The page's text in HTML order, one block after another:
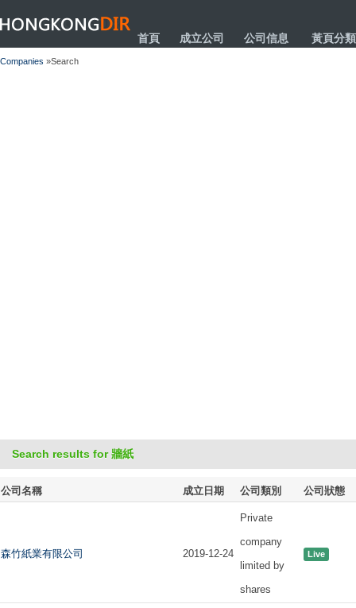
HONGKONGDIR
首頁 成立公司 公司信息 黃頁分類
Companies »Search
Search results for 牆紙
公司名稱 成立日期 公司類別 公司狀態
森竹紙業有限公司 2019-12-24
Private
company
limited by
shares
Live